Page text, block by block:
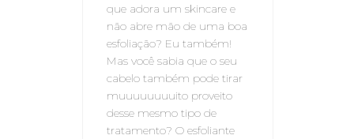
que adora um skincare e
não abre mão de uma boa
esfoliação? Eu também!
Mas você sabia que o seu
cabelo também pode tirar
muuuuuuuuito proveito
desse mesmo tipo de
tratamento? O esfoliante